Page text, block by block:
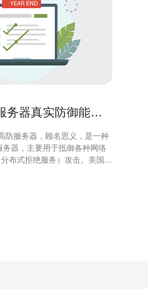
务器真实防御能力
器，主要用于抵御各种网络
布式拒绝服务）攻击。美国高
美国高防服务器